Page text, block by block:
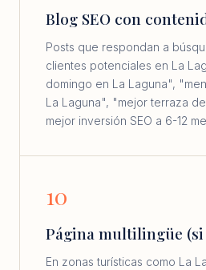
Blog SEO con
Posts que respondan a
clientes potenciales en La
domingo en La Laguna",
La Laguna", "mejor terraza
mejor inversión SEO a 6-12
10
Página multilingüe
En zonas turísticas como La